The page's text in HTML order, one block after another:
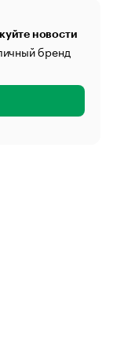
новости
бренд